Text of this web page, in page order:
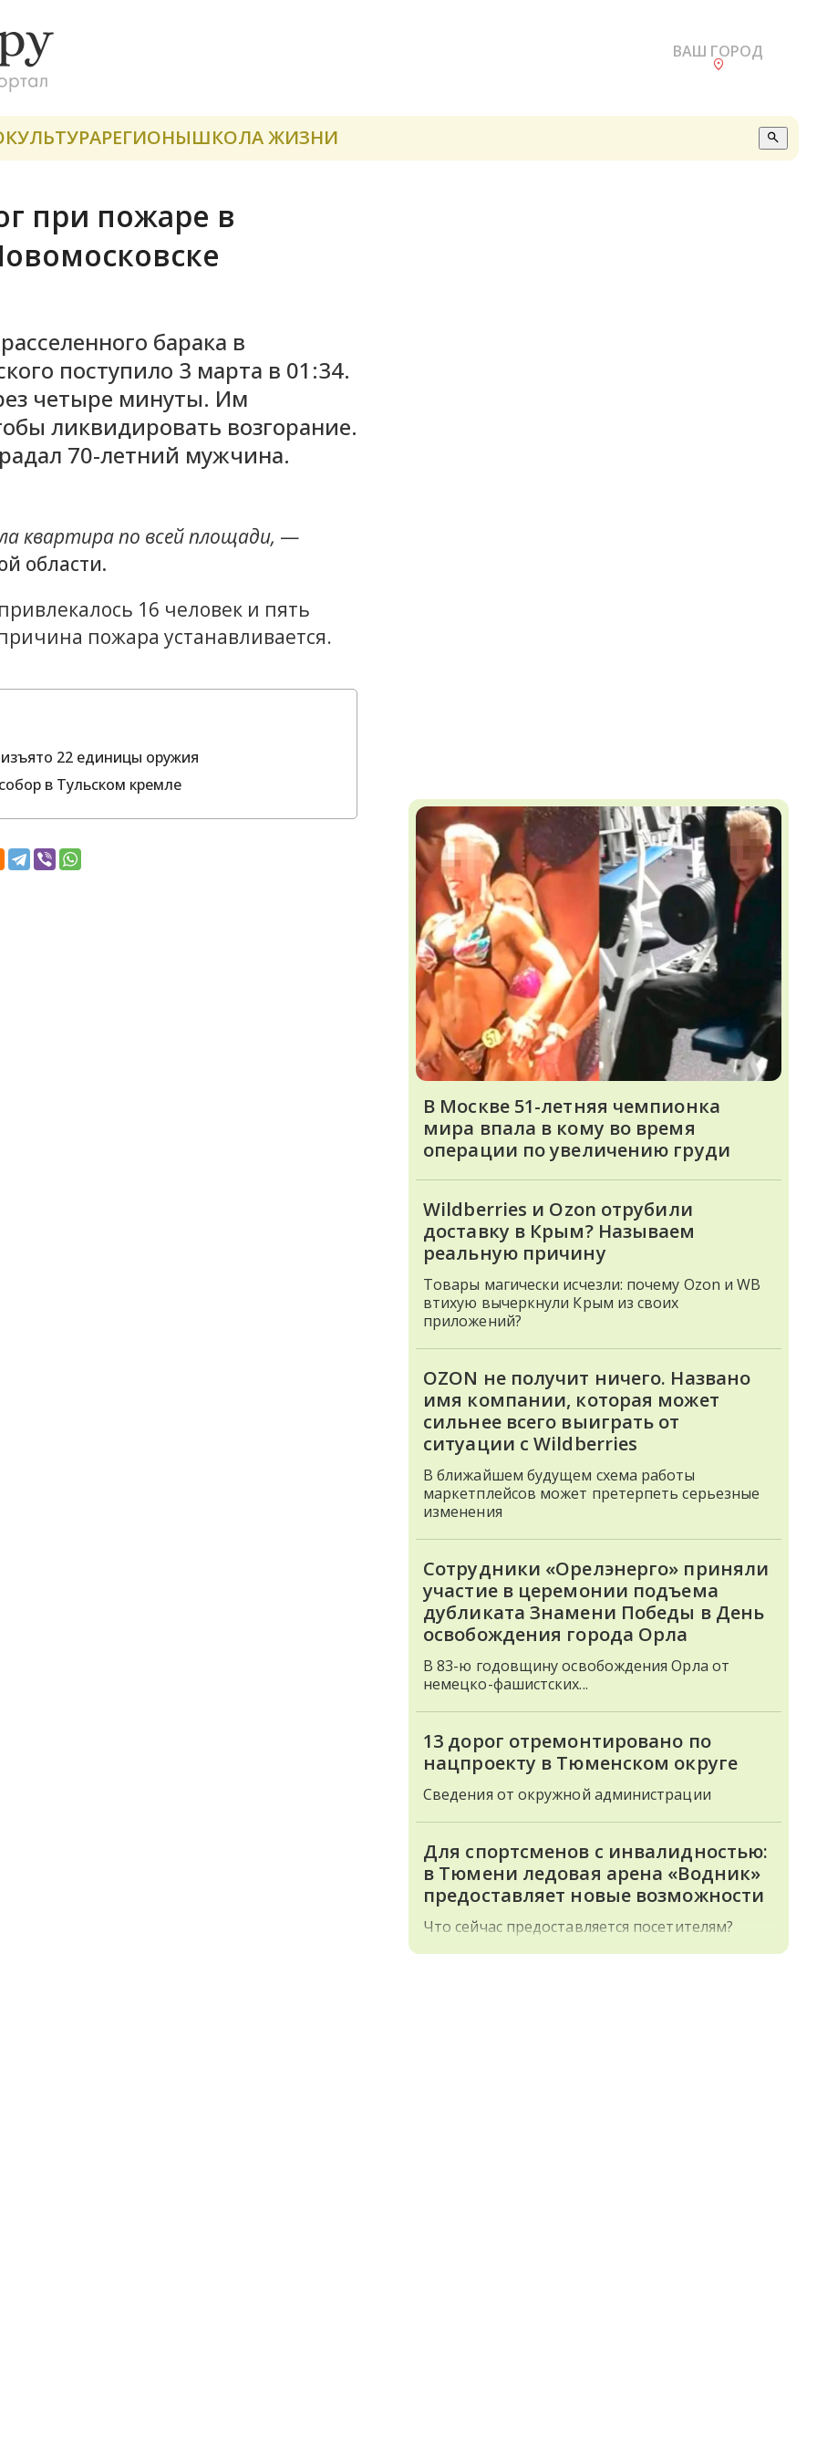
ВАШ ГОРОД
КУЛЬТУРАРЕГИОНЫШКОЛА ЖИЗНИ
при пожаре в
барака в
поступило 3 марта в 01:34.
четыре минуты. Им
ликвидировать возгорание.
70-летний мужчина.
квартира по всей площади, —
области.
16 человек и пять
пожара устанавливается.
22 единицы оружия
в Тульском кремле
В Москве 51-летняя чемпионка
мира впала в кому во время
операции по увеличению груди
Wildberries и Ozon отрубили
доставку в Крым? Называем
реальную причину
Товары магически исчезли: почему Ozon и WB
втихую вычеркнули Крым из своих
приложений?
OZON не получит ничего. Названо
имя компании, которая может
сильнее всего выиграть от
ситуации с Wildberries
В ближайшем будущем схема работы
маркетплейсов может претерпеть серьезные
изменения
Сотрудники «Орелэнерго» приняли
участие в церемонии подъема
дубликата Знамени Победы в День
освобождения города Орла
В 83-ю годовщину освобождения Орла от
немецко-фашистских...
13 дорог отремонтировано по
нацпроекту в Тюменском округе
Сведения от окружной администрации
Для спортсменов с инвалидностью:
в Тюмени ледовая арена «Водник»
предоставляет новые возможности
Что сейчас предоставляется посетителям?